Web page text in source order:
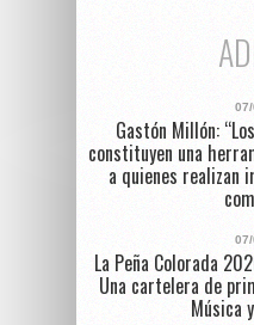
Gastón Millón:
constituyen una
a quienes realizan
La Peña Colorada
Una cartelera de
Música